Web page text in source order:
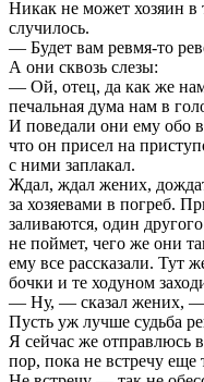
Никак не может хозяин в
случилось.
— Будет вам ревмя-то
А они сквозь слезы:
— Ой, отец, да как же нам
печальная дума нам в
И поведали они ему обо
что он присел на
с ними заплакал.
Ждал, ждал жених,
за хозяевами в погреб.
заливаются, один
не поймет, чего же они
ему все рассказали. Тут
бочки и те ходуном
— Ну, — сказал жених, —
Пусть уж лучше судьба
Я сейчас же отправлюсь
пор, пока не встречу еще